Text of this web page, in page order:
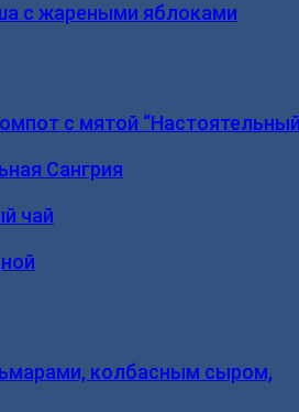
с жареными яблоками
с мятой
Сангрия
чай
колбасным сыром,